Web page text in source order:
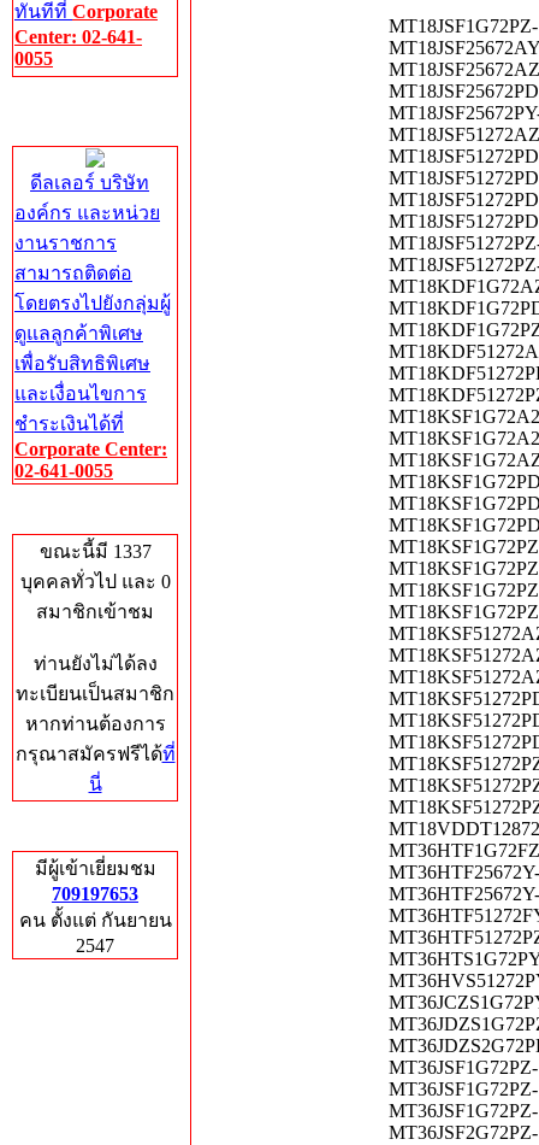
ทันทีที่ Corporate
Center: 02-641-
0055
ดีลเลอร์ บริษัท
องค์กร และหน่วย
งานราชการ
สามารถติดต่อ
โดยตรงไปยังกลุ่มผู้
ดูแลลูกค้าพิเศษ
เพื่อรับสิทธิพิเศษ
และเงื่อนไขการ
ชำระเงินได้ที่
Corporate Center:
02-641-0055
ขณะนี้มี 1337
บุคคลทั่วไป และ 0
สมาชิกเข้าชม
ท่านยังไม่ได้ลง
ทะเบียนเป็นสมาชิก
หากท่านต้องการ
กรุณาสมัครฟรีได้ที่
นี่
มีผู้เข้าเยี่ยมชม
709197653
คน ตั้งแต่ กันยายน
2547